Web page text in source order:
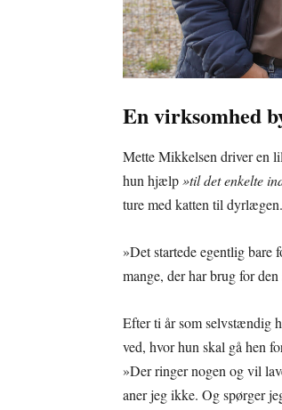
En virksomhed
Mette Mikkelsen driver en
hun hjælp»til det enkelte
ture med katten til dyrlægen.
»Det startede egentlig
mange, der har brug for
Efter ti år som selvstændig
ved, hvor hun skal gå hen
»Der ringer nogen og vil
aner jeg ikke. Og spørger